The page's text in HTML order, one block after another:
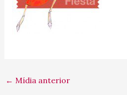
← Mídia anterior